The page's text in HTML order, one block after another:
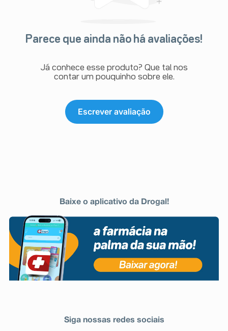
Parece que ainda não há avaliações!
Já conhece esse produto? Que tal nos
contar um pouquinho sobre ele.
Escrever avaliação
Baixe o aplicativo da Drogal!
Siga nossas redes sociais